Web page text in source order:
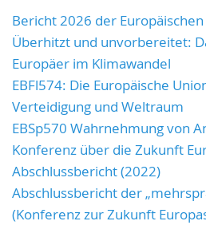
Bericht 2026 der
Überhitzt und unvorbereitet:
Europäer im Klimawandel
EBFl574: Die Europäische
Verteidigung und Weltraum
EBSp570 Wahrnehmung von
Konferenz über die Zukunft
Abschlussbericht (2022)
Abschlussbericht der
(Konferenz zur Zukunft